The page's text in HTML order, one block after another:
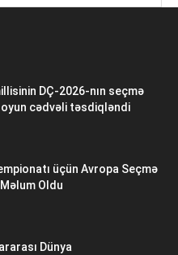
DÇ-2026-nın seçmə
cədvəli təsdiqləndi
üçün Avropa Seçmə
Oldu
Dünya